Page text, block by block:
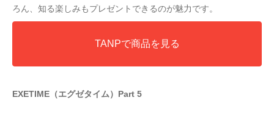
ろん、知る楽しみもプレゼントできるのが魅力です。
TANPで商品を見る
EXETIME（エグゼタイム）Part 5